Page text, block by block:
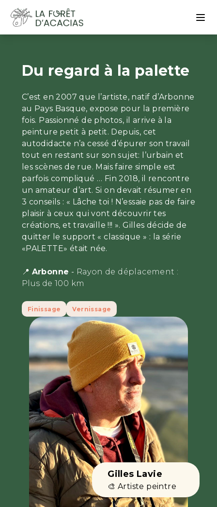
Du regard à la palette
C’est en 2007 que l’artiste, natif d’Arbonne
au Pays Basque, expose pour la première
fois. Passionné de photos, il arrive à la
peinture petit à petit. Depuis, cet
autodidacte n’a cessé d’épurer son travail
tout en restant sur son sujet: l’urbain et
les scènes de rue. Mais faire simple est
parfois compliqué … Fin 2018, il rencontre
un amateur d’art. Si on devait résumer en
3 conseils : « Lâche toi ! N’essaie pas de faire
plaisir à ceux qui vont découvrir tes
créations, et travaille !!! ». Gilles décide de
quitter le support « classique » : la série
«PALETTE» était née.
📍 Arbonne - Rayon de déplacement :
Plus de 100 km
Finissage Vernissage
Gilles Lavie
🎨 Artiste peintre